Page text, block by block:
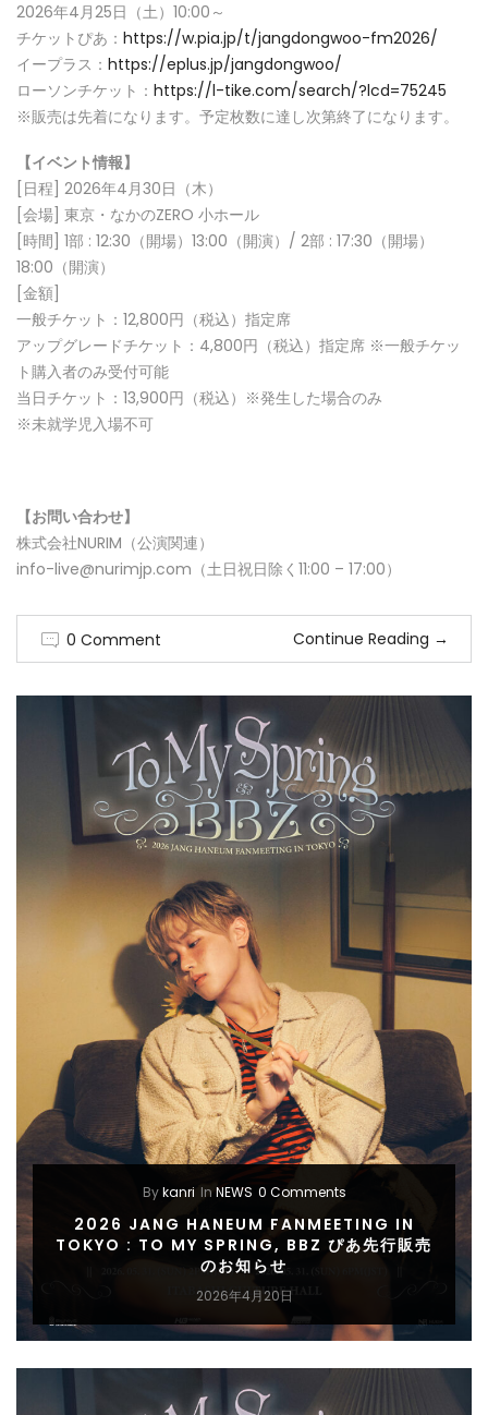
2026年4月25日（土）10:00～
チケットぴあ： https://w.pia.jp/t/jangdongwoo-fm2026/
イープラス： https://eplus.jp/jangdongwoo/
ローソンチケット： https://l-tike.com/search/?lcd=75245
※販売は先着になります。予定枚数に達し次第終了になります。
【イベント情報】
[日程] 2026年4月30日（木）
[会場] 東京・なかのZERO 小ホール
[時間] 1部 : 12:30（開場）13:00（開演）/ 2部 : 17:30（開場）
18:00（開演）
[金額]
一般チケット：12,800円（税込）指定席
アップグレードチケット：4,800円（税込）指定席 ※一般チケッ
ト購入者のみ受付可能
当日チケット：13,900円（税込）※発生した場合のみ
※未就学児入場不可
【お問い合わせ】
株式会社NURIM（公演関連）
info-live@nurimjp.com（土日祝日除く11:00 – 17:00）
0 Comment Continue Reading →
Bykanri In NEWS 0 Comments
2026 JANG HANEUM FANMEETING IN
TOKYO : TO MY SPRING, BBZ ぴあ先行販売
のお知らせ
2026年4月20日